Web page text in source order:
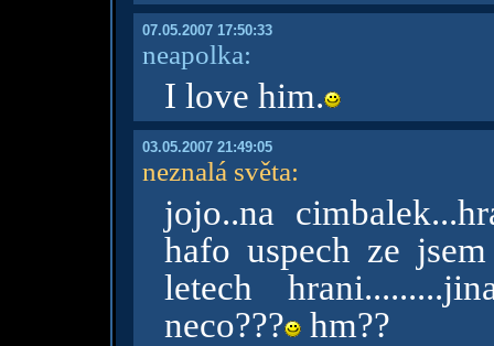
07.05.2007 17:50:33
neapolka:
I love him.
03.05.2007 21:49:05
neznalá světa:
jojo..na
hafo uspech ze
letech
neco??? hm??